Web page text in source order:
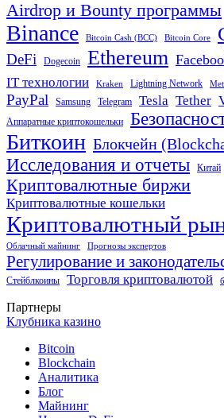
Airdrop и Bounty программы
Binance Bitcoin Cash (BCC) Bitcoin Core
DeFi Dogecoin Ethereum
IT технологии Kraken Lightning Network
PayPal Samsung Telegram Tesla Tether
Аппаратные криптокошельки
Биткоин Блокчейн
Исследования и отчеты Китай
Криптовалютные биржи
Криптовалютные кошельки
Криптовалютный
Облачный майнинг Прогнозы экспертов
Регулирование и
Стейблкоины Торговля криптовалютой
Партнеры
Клубника казино
Bitcoin
Blockchain
Аналитика
Блог
Майнинг